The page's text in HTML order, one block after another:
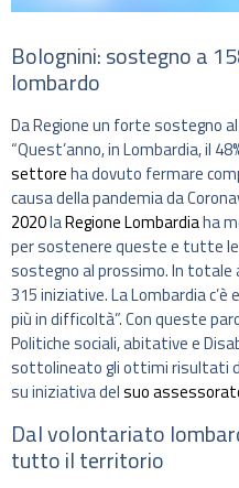
Bolognini: sostegno a
lombardo
Da Regione un forte sostegno
“Quest’anno, in Lombardia, il
settoreha dovuto fermare
causa della pandemia da
2020laRegione Lombardiaha
per sostenere queste e tutte
sostegno al prossimo. In
315 iniziative. La Lombardia
più in difficoltà”. Con queste
Politiche sociali, abitative e
sottolineato gli ottimi risultati
su iniziativa delsuo
Dal volontariato
tutto il territorio